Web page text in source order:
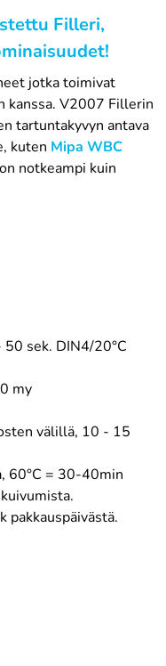
Filleri,
jotka toimivat
kanssa. V2007 Fillerin
tartuntakyvyn antava
kuten Mipa WBC
notkeampi kuin
sek. DIN4/20°C
my
välillä, 10 - 15
60°C = 30-40min
pakkauspäivästä.